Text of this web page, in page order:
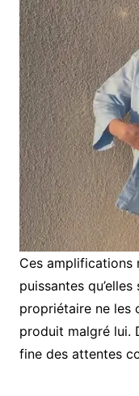
Ces amplifications
puissantes
propriétaire ne les
produit malgré lui.
fine des attentes